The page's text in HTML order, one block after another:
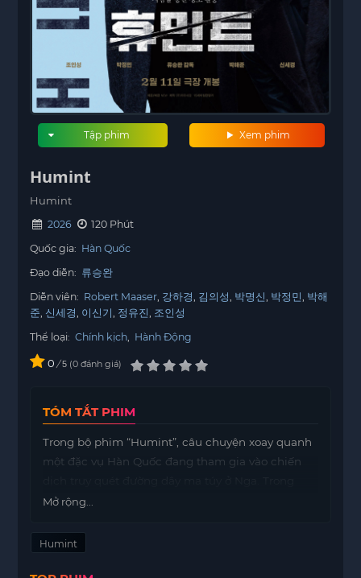
Xem phim
Tập phim
Humint
Humint
2026
120 Phút
Quốc gia: Hàn Quốc
Đạo diễn: 류승완
Diễn viên: Robert Maaser 강하경 김의성 박명신 박정민 박해
준 신세경 이신기 정유진 조인성
Thể loại: Chính kịch Hành Động
0 / 5 0 đánh giá
TÓM TẮT PHIM
Trong bộ phim “Humint”, câu chuyện xoay quanh
một đặc vụ Hàn Quốc đang tham gia vào chiến
quá trình điều tra, anh buộc phải hợp tác với một
người này không chỉ đơn thuần là công việc mà
Mở rộng...
Humint